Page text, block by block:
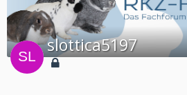
slottica5197